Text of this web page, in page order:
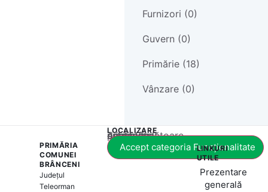
Furnizori (0)
Guvern (0)
Primărie (18)
Vânzare (0)
PRIMĂRIA
COMUNEI
BRÂNCENI
Județul
Teleorman
LOCALIZARE
Acest conținut este blocat până când acceptați categoria corespunzătoare de cookie-uri.
Accept categoria Funcționalitate
LINKURI
UTILE
Prezentare
generală